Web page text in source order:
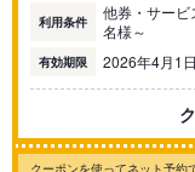
利用条件
他券・サービ
名様～
有効期限 2026年4月1
クーポンを使ってネット予約